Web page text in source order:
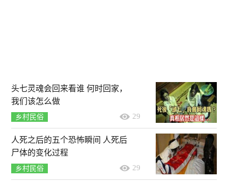
头七灵魂会回来看谁 何时回家，
我们该怎么做
乡村民俗 29
人死之后的五个恐怖瞬间 人死后
尸体的变化过程
乡村民俗 29